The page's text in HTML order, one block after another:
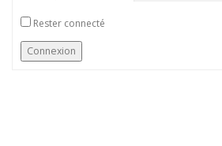
Rester connecté
Connexion